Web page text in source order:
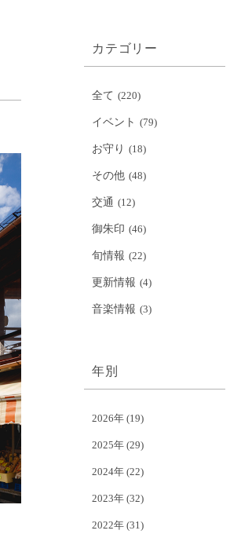
カテゴリー
全て (220)
イベント (79)
お守り (18)
その他 (48)
交通 (12)
御朱印 (46)
旬情報 (22)
更新情報 (4)
音楽情報 (3)
年別
2026年 (19)
2025年 (29)
2024年 (22)
2023年 (32)
2022年 (31)